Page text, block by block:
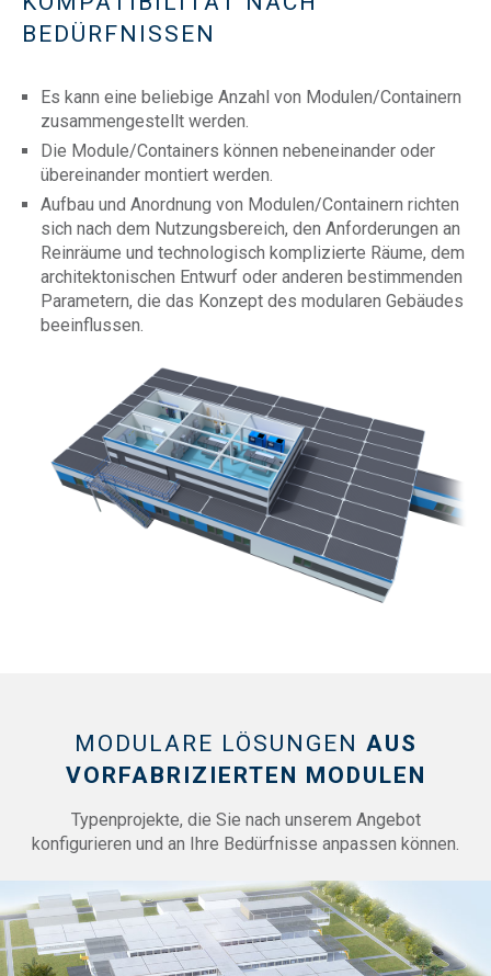
BEDÜRFNISSEN
Es kann eine beliebige Anzahl von Modulen/Containern
zusammengestellt werden.
Die Module/Containers können nebeneinander oder
übereinander montiert werden.
Aufbau und Anordnung von Modulen/Containern richten
sich nach dem Nutzungsbereich, den Anforderungen an
Reinräume und technologisch komplizierte Räume, dem
architektonischen Entwurf oder anderen bestimmenden
Parametern, die das Konzept des modularen Gebäudes
beeinflussen.
MODULARE LÖSUNGEN AUS
VORFABRIZIERTEN MODULEN
Typenprojekte, die Sie nach unserem Angebot
konfigurieren und an Ihre Bedürfnisse anpassen können.
Show PDF